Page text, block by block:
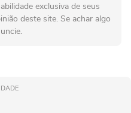
exclusiva de seus
deste site. Se achar algo